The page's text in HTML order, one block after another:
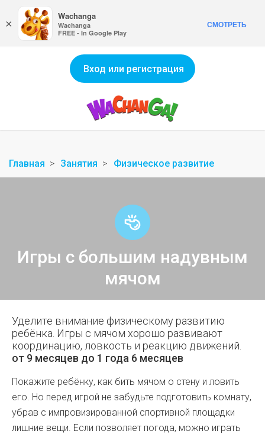
Вход или регистрация
Главная Занятия Физическое развитие
Игры с большим надувным
мячом
Уделите внимание физическому развитию
ребёнка. Игры с мячом хорошо развивают
координацию, ловкость и реакцию движений.
от 9 месяцев до 1 года 6 месяцев
Покажите ребёнку, как бить мячом о стену и ловить
его. Но перед игрой не забудьте подготовить комнату,
убрав с импровизированной спортивной площадки
лишние вещи. Если позволяет погода, можно играть
×
Wachanga
Wachanga
FREE - In Google Play
СМОТРЕТЬ